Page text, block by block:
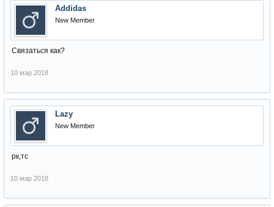
Addidas
New Member
Cвязаться как?
10 мар 2018
Lazy
New Member
рк,тс
10 мар 2018